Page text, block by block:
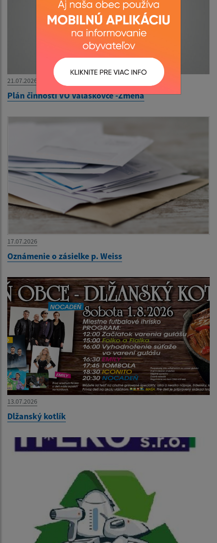
21.07.2026
Plán činnosti VO Valaškovce -Zmena
17.07.2026
Oznámenie o zásielke p. Weiss
13.07.2026
Dlžanský kotlík